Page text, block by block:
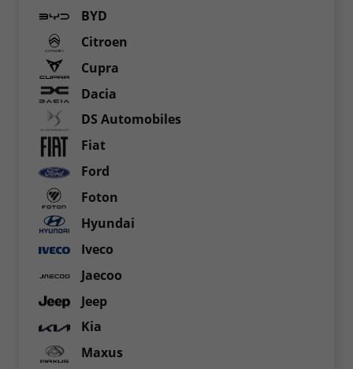
BYD
Citroen
Cupra
Dacia
DS Automobiles
Fiat
Ford
Foton
Hyundai
Iveco
Jaecoo
Jeep
Kia
Maxus